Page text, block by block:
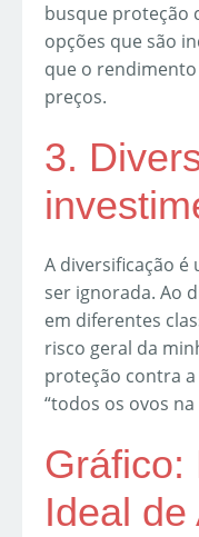
busque proteção
opções que são
que o
preços.
3.
A diversificação
ser ignorada. Ao
em diferentes
risco geral da
proteção contra
“todos os ovos na
Gráfico:
Ideal de